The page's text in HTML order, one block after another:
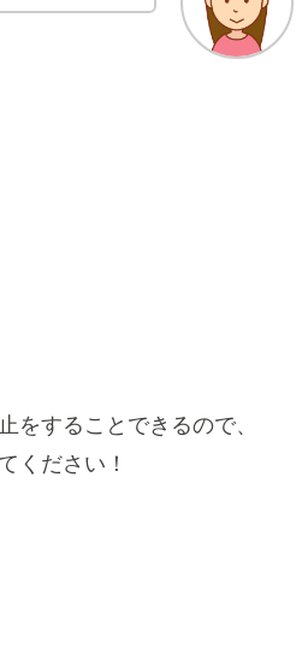
をすることできるので、
ください！